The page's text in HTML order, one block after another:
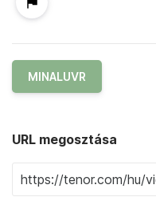
MINALUVR
URL megosztása